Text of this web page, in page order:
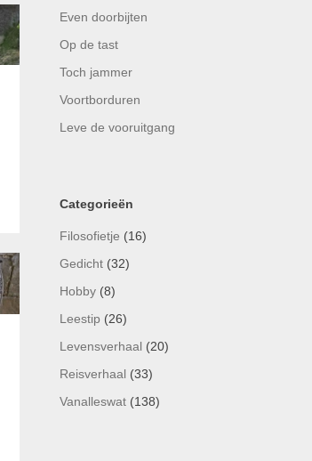
Even doorbijten
Op de tast
Toch jammer
Voortborduren
Leve de vooruitgang
Categorieën
Filosofietje (16)
Gedicht(32)
Hobby(8)
Leestip (26)
Levensverhaal (20)
Reisverhaal (33)
Vanalleswat(138)